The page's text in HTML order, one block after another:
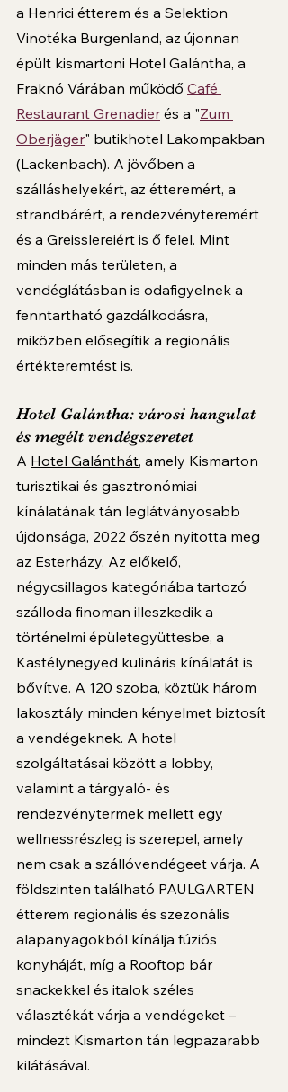
a Henrici étterem és a Selektion
Vinotéka Burgenland, az újonnan
épült kismartoni Hotel Galántha, a
Fraknó Várában működő Café
Restaurant Grenadier és a "Zum
Oberjäger" butikhotel Lakompakban
(Lackenbach). A jövőben a
szálláshelyekért, az étteremért, a
strandbárért, a rendezvényteremért
és a Greisslereiért is ő felel. Mint
minden más területen, a
vendéglátásban is odafigyelnek a
fenntartható gazdálkodásra,
miközben elősegítik a regionális
értékteremtést is.
Hotel Galántha: városi hangulat
és megélt vendégszeretet
A Hotel Galánthát, amely Kismarton
turisztikai és gasztronómiai
kínálatának tán leglátványosabb
újdonsága, 2022 őszén nyitotta meg
az Esterházy. Az előkelő,
négycsillagos kategóriába tartozó
szálloda finoman illeszkedik a
történelmi épületegyüttesbe, a
Kastélynegyed kulináris kínálatát is
bővítve. A 120 szoba, köztük három
lakosztály minden kényelmet biztosít
a vendégeknek. A hotel
szolgáltatásai között a lobby,
valamint a tárgyaló- és
rendezvénytermek mellett egy
wellnessrészleg is szerepel, amely
nem csak a szállóvendégeet várja. A
földszinten található PAULGARTEN
étterem regionális és szezonális
alapanyagokból kínálja fúziós
konyháját, míg a Rooftop bár
snackekkel és italok széles
választékát várja a vendégeket –
mindezt Kismarton tán legpazarabb
kilátásával.